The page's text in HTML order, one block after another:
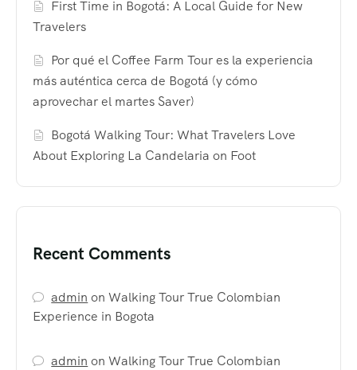
First Time in Bogotá: A Local Guide for New
Travelers
Por qué el Coffee Farm Tour es la experiencia
más auténtica cerca de Bogotá (y cómo
aprovechar el martes Saver)
Bogotá Walking Tour: What Travelers Love
About Exploring La Candelaria on Foot
Recent Comments
admin onWalking Tour True Colombian
Experience in Bogota
admin onWalking Tour True Colombian